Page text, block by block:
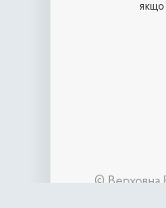
якщо
© Верховна